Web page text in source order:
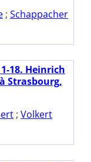
; Schappacher
18. Heinrich
Strasbourg,
; Volkert